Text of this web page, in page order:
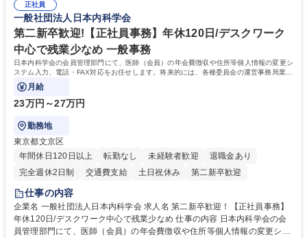
元様とのやり取り、輸入関連の書類の管理、国内倉庫での品質チェック、
工場開拓などがございます。 募集職種 【生産管理】キャラクターバック
や雑貨の生産・品質管理/年休125日/転勤無
め、『コツコツと実直に取り組める方』 ・工場やライセンス元を含む社内
外関係者と友好なコミュニケーションが取れる方 ※折衝は営業担当がメイ
ンで行います。 学歴・資格 学歴：大学院 大学 高専 短大 専修学校 高校 語
学力： 資格：
正社員
一般社団法人日本内科学会
第二新卒歓迎!【正社員事務】年休120日/デスクワーク
中心で残業少なめ 一般事務
日本内科学会の会員管理部門にて、医師（会員）の年会費徴収や住所等個人情報の変更シ
ステム入力、電話・FAX対応をお任せします。将来的には、各種委員会の運営事務局業務
などにも幅広く携わっていただきます。
月給
23万円～27万円
勤務地
東京都文京区
年間休日120日以上
転勤なし 未経験者歓迎
退職金あり
完全週休2日制
交通費支給 土日祝休み 第二新卒歓迎
仕事の内容
企業名 一般社団法人日本内科学会 求人名 第二新卒歓迎！【正社員事務】
年休120日/デスクワーク中心で残業少なめ 仕事の内容 日本内科学会の会
員管理部門にて、医師（会員）の年会費徴収や住所等個人情報の変更シス